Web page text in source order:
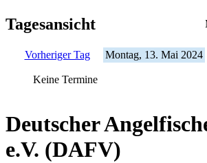
Tagesansicht
Vorheriger Tag Montag, 13. Mai 2024
Keine Termine
Deutscher
e.V. (DAFV)